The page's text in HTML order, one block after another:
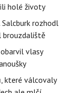
holé životy
rozhodl
brouzdaliště
vlasy
které válcovaly